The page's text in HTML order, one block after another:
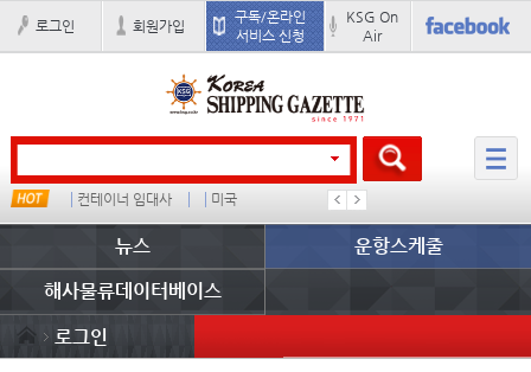
로그인 회원가입
구독/온라인
서비스 신청
KSG On
Air
컨테이너 임대사 미국 더블
뉴스 운항스케줄
해사물류데이터베이스
로그인